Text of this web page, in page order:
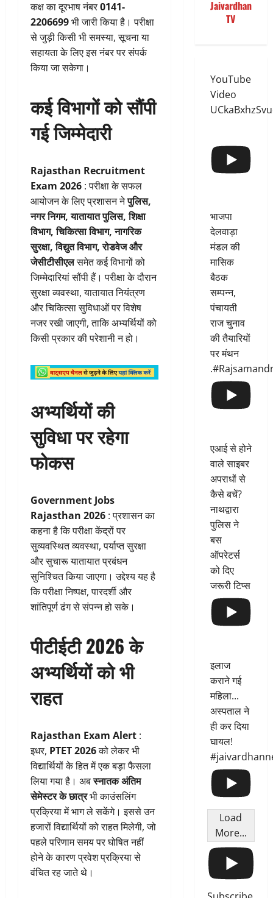
कक्ष का दूरभाष नंबर0141-
2206699भी जारी किया है। परीक्षा
से जुड़ी किसी भी समस्या, सूचना या
सहायता के लिए इस नंबर पर संपर्क
किया जा सकेगा।
कई विभागों को सौंपी
गई जिम्मेदारी
Rajasthan Recruitment
Exam 2026 : परीक्षा के सफल
आयोजन के लिए प्रशासन नेपुलिस,
नगर निगम, यातायात पुलिस, शिक्षा
विभाग, चिकित्सा विभाग, नागरिक
सुरक्षा, विद्युत विभाग, रोडवेज और
जेसीटीसीएलसमेत कई विभागों को
जिम्मेदारियां सौंपी हैं। परीक्षा के दौरान
सुरक्षा व्यवस्था, यातायात नियंत्रण
और चिकित्सा सुविधाओं पर विशेष
नजर रखी जाएगी, ताकि अभ्यर्थियों को
किसी प्रकार की परेशानी न हो।
अभ्यर्थियों की
सुविधा पर रहेगा
फोकस
Government Jobs
Rajasthan 2026 : प्रशासन का
कहना है कि परीक्षा केंद्रों पर
सुव्यवस्थित व्यवस्था, पर्याप्त सुरक्षा
और सुचारू यातायात प्रबंधन
सुनिश्चित किया जाएगा। उद्देश्य यह है
कि परीक्षा निष्पक्ष, पारदर्शी और
शांतिपूर्ण ढंग से संपन्न हो सके।
पीटीईटी 2026 के
अभ्यर्थियों को भी
राहत
Rajasthan Exam Alert :
इधर, PTET 2026को लेकर भी
विद्यार्थियों के हित में एक बड़ा फैसला
लिया गया है। अबस्नातक अंतिम
सेमेस्टर के छात्रभी काउंसलिंग
प्रक्रिया में भाग ले सकेंगे। इससे उन
हजारों विद्यार्थियों को राहत मिलेगी, जो
पहले परिणाम समय पर घोषित नहीं
होने के कारण प्रवेश प्रक्रिया से
वंचित रह जाते थे।
Jaivardhan
TV
YouTube
Video
भाजपा
देलवाड़ा
मंडल की
मासिक
बैठक
सम्पन्न,
पंचायती
राज चुनाव
की तैयारियों
पर मंथन
एआई से होने
वाले साइबर
अपराधों से
कैसे बचें?
नाथद्वारा
पुलिस ने
बस
ऑपरेटर्स
को दिए
जरूरी टिप्स
इलाज
कराने गई
महिला...
अस्पताल ने
ही कर दिया
घायल!
Load
More...